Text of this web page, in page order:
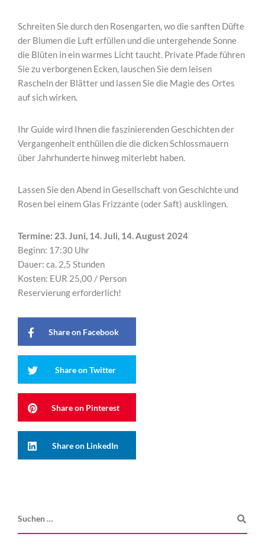
Schreiten Sie durch den Rosengarten, wo die sanften Düfte
der Blumen die Luft erfüllen und die untergehende Sonne
die Blüten in ein warmes Licht taucht. Private Pfade führen
Sie zu verborgenen Ecken, lauschen Sie dem leisen
Rascheln der Blätter und lassen Sie die Magie des Ortes
auf sich wirken.
Ihr Guide wird Ihnen die faszinierenden Geschichten der
Vergangenheit enthüllen die die dicken Schlossmauern
über Jahrhunderte hinweg miterlebt haben.
Lassen Sie den Abend in Gesellschaft von Geschichte und
Rosen bei einem Glas Frizzante (oder Saft) ausklingen.
Termine: 23. Juni, 14. Juli, 14. August 2024
Beginn: 17:30 Uhr
Dauer: ca. 2,5 Stunden
Kosten: EUR 25,00 / Person
Reservierung erforderlich!
Share on Facebook
Share on Twitter
Share on Pinterest
Share on LinkedIn